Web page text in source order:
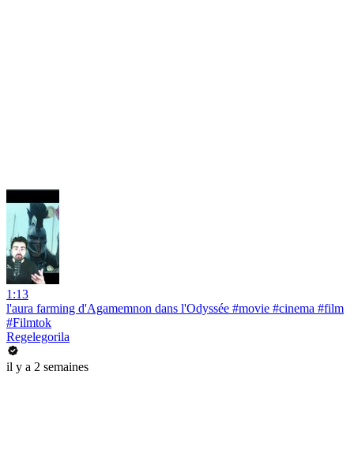
1:13
l'aura farming d'Agamemnon dans l'Odyssée #movie #cinema #film
#Filmtok
Regelegorila
il y a 2 semaines